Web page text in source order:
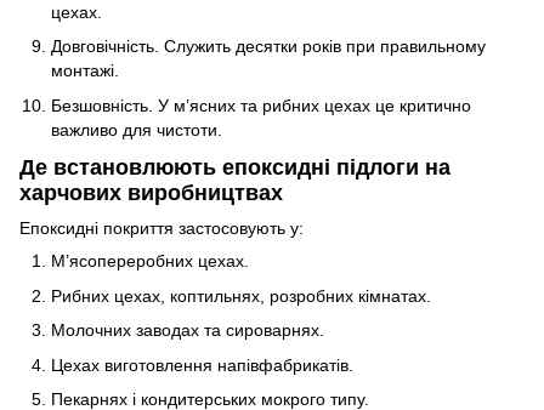
цехах.
Довговічність. Служить десятки років при правильному
монтажі.
Безшовність. У м’ясних та рибних цехах це критично
важливо для чистоти.
Де встановлюють епоксидні підлоги на
харчових виробництвах
Епоксидні покриття застосовують у:
М’ясопереробних цехах.
Рибних цехах, коптильнях, розробних кімнатах.
Молочних заводах та сироварнях.
Цехах виготовлення напівфабрикатів.
Пекарнях і кондитерських мокрого типу.